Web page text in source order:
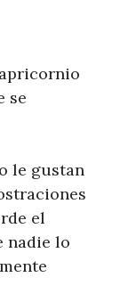
se
le gustan
el
nadie lo